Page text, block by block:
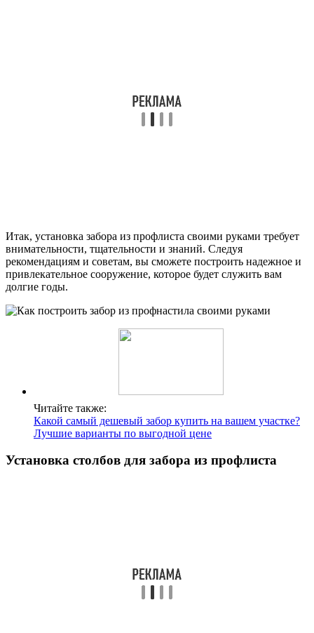
Итак, установка забора из профлиста своими руками требует
внимательности, тщательности и знаний. Следуя
рекомендациям и советам, вы сможете построить надежное и
привлекательное сооружение, которое будет служить вам
долгие годы.
Читайте также:
Какой самый дешевый забор купить на вашем участке?
Лучшие варианты по выгодной цене
Установка столбов для забора из профлиста